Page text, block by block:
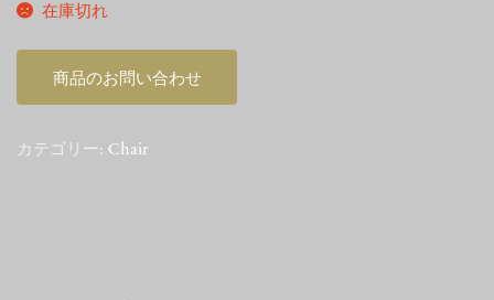
在庫切れ
商品のお問い合わせ
カテゴリー: Chair